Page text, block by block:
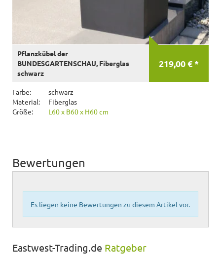
219,00 € *
Pflanzkübel der
BUNDESGARTENSCHAU, Fiberglas
schwarz
Farbe:
schwarz
Material:
Fiberglas
Größe:
L60 x B60 x H60 cm
Bewertungen
Es liegen keine Bewertungen zu diesem Artikel vor.
Eastwest-Trading.de Ratgeber